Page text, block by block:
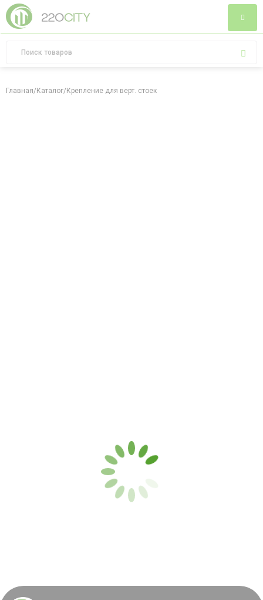
Главная/Каталог/Крепление для верт. стоек